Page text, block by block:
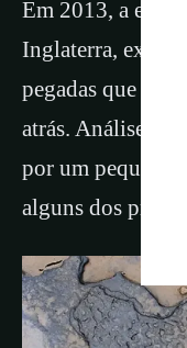
Em 2013, a
Inglaterra, expôs
pegadas que
atrás. Análises
por um pequeno
alguns dos